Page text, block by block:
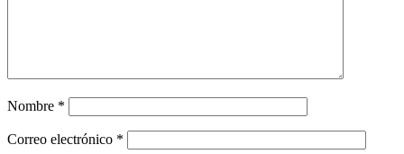
Nombre *
Correo electrónico *